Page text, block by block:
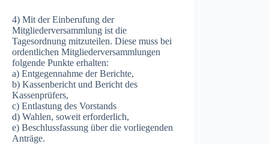
4) Mit der Einberufung der
Mitgliederversammlung ist die
Tagesordnung mitzuteilen. Diese muss bei
ordentlichen Mitgliederversammlungen
folgende Punkte erhalten:
a) Entgegennahme der Berichte,
b) Kassenbericht und Bericht des
Kassenprüfers,
c) Entlastung des Vorstands
d) Wahlen, soweit erforderlich,
e) Beschlussfassung über die vorliegenden
Anträge.